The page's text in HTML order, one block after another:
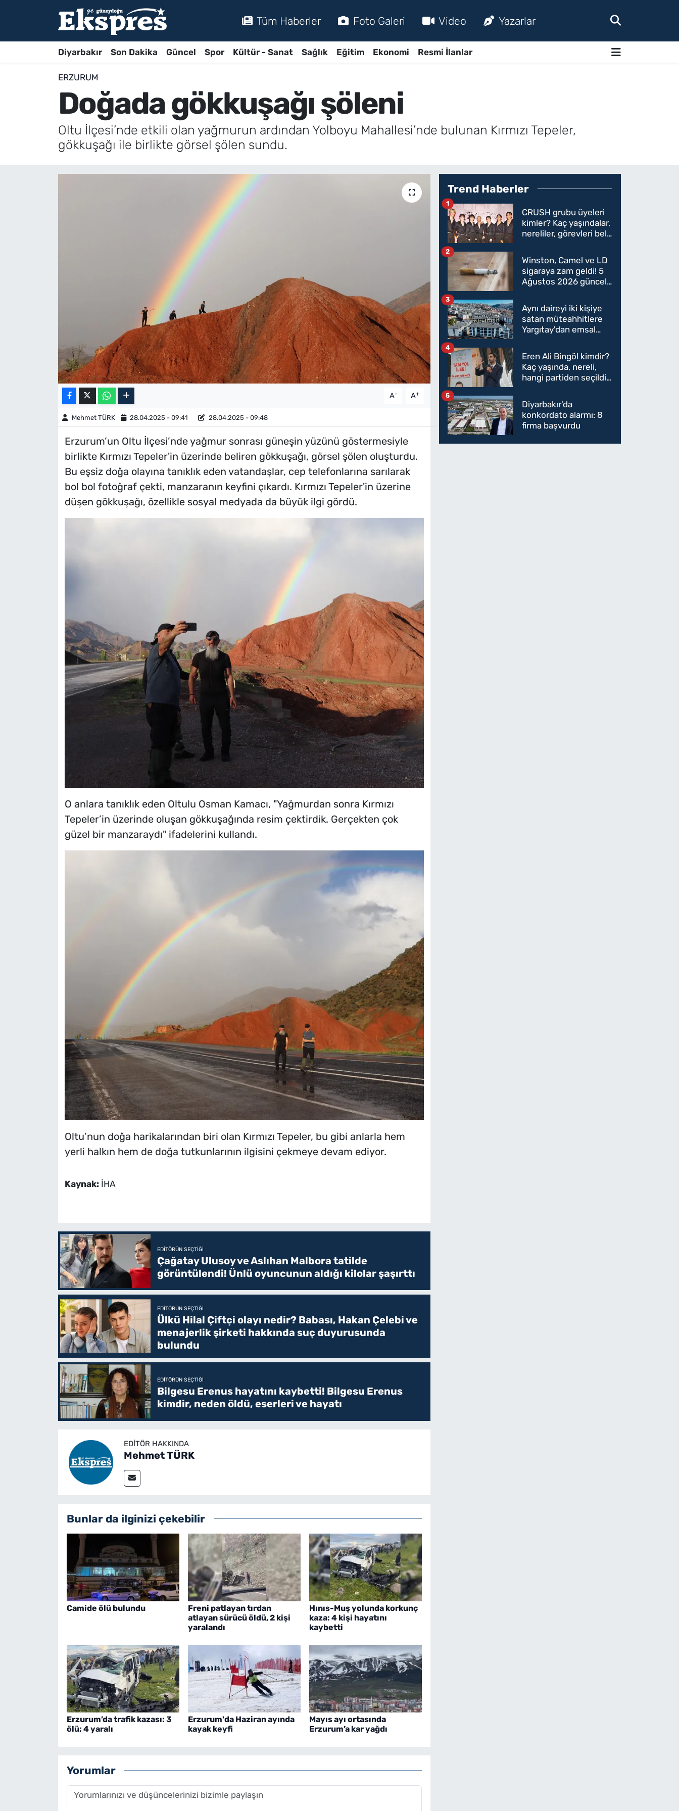
Tüm Haberler Foto Galeri Video Yazarlar
Diyarbakır Son Dakika Güncel Spor Kültür - Sanat Sağlık Eğitim Ekonomi Resmi İlanlar
ERZURUM
Doğada gökkuşağı şöleni
Oltu İlçesi’nde etkili olan yağmurun ardından Yolboyu Mahallesi’nde bulunan Kırmızı Tepeler,
gökkuşağı ile birlikte görsel şölen sundu.
A- A+
Mehmet TÜRK 28.04.2025 - 09:41 28.04.2025 - 09:48
Erzurum’un Oltu İlçesi’nde yağmur sonrası güneşin yüzünü göstermesiyle
birlikte Kırmızı Tepeler'in üzerinde beliren gökkuşağı, görsel şölen oluşturdu.
Bu eşsiz doğa olayına tanıklık eden vatandaşlar, cep telefonlarına sarılarak
bol bol fotoğraf çekti, manzaranın keyfini çıkardı. Kırmızı Tepeler'in üzerine
düşen gökkuşağı, özellikle sosyal medyada da büyük ilgi gördü.
O anlara tanıklık eden Oltulu Osman Kamacı, "Yağmurdan sonra Kırmızı
Tepeler’in üzerinde oluşan gökkuşağında resim çektirdik. Gerçekten çok
güzel bir manzaraydı" ifadelerini kullandı.
Oltu’nun doğa harikalarından biri olan Kırmızı Tepeler, bu gibi anlarla hem
yerli halkın hem de doğa tutkunlarının ilgisini çekmeye devam ediyor.
Kaynak: İHA
EDITÖRÜN SEÇTIĞI
Çağatay Ulusoy ve Aslıhan Malbora tatilde
görüntülendi! Ünlü oyuncunun aldığı kilolar şaşırttı
EDITÖRÜN SEÇTIĞI
Ülkü Hilal Çiftçi olayı nedir? Babası, Hakan Çelebi ve
menajerlik şirketi hakkında suç duyurusunda
bulundu
EDITÖRÜN SEÇTIĞI
Bilgesu Erenus hayatını kaybetti! Bilgesu Erenus
kimdir, neden öldü, eserleri ve hayatı
EDITÖR HAKKINDA
Mehmet TÜRK
Bunlar da ilginizi çekebilir
Camide ölü bulundu
Freni patlayan tırdan
atlayan sürücü öldü, 2 kişi
yaralandı
Hınıs-Muş yolunda korkunç
kaza: 4 kişi hayatını
kaybetti
Erzurum’da trafik kazası: 3
ölü; 4 yaralı
Erzurum'da Haziran ayında
kayak keyfi
Mayıs ayı ortasında
Erzurum’a kar yağdı
Yorumlar
Trend Haberler
CRUSH grubu üyeleri
kimler? Kaç yaşındalar,
nereliler, görevleri belli
1
Winston, Camel ve LD
sigaraya zam geldi! 5
Ağustos 2026 güncel
oldu
2
Aynı daireyi iki kişiye
satan müteahhitlere
Yargıtay'dan emsal
3
Eren Ali Bingöl kimdir?
Kaç yaşında, nereli,
hangi partiden seçildi?
Parti'ye mi geçecek?
4
Diyarbakır'da
konkordato alarmı: 8
firma başvurdu
5